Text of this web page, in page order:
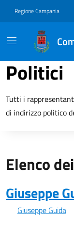
Regione Campania
Politici
Tutti i
di indirizzo politico
Elenco
Giuseppe
Giuseppe Guida